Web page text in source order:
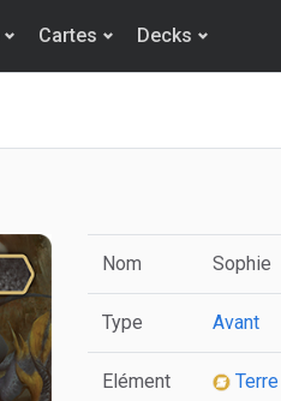
Cartes Decks
Nom Sophie
Type Avant
Elément Terre